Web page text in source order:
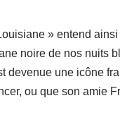
» entend
noire de nos nuits
devenue une icône
ou que son amie